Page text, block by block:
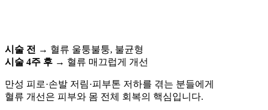
시술 전 → 혈류 울퉁불퉁, 불균형
시술 4주 후 → 혈류 매끄럽게 개선
만성 피로·손발 저림·피부톤 저하를 겪는 분들에게
혈류 개선은 피부와 몸 전체 회복의 핵심입니다.